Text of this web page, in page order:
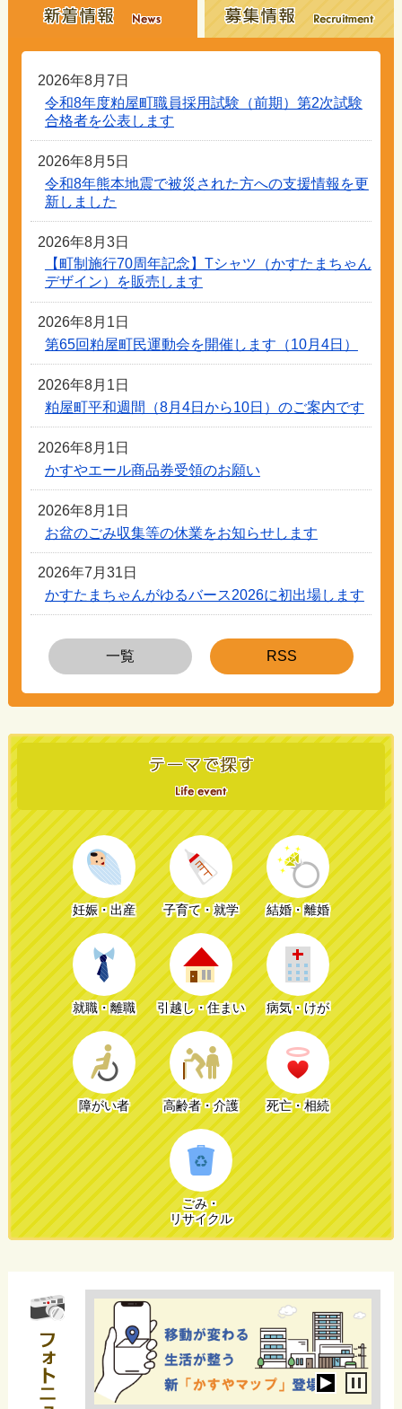
2026年8月7日
令和8年度粕屋町職員採用試験（前期）第2次試験
合格者を公表します
2026年8月5日
令和8年熊本地震で被災された方への支援情報を更
新しました
2026年8月3日
【町制施行70周年記念】Tシャツ（かすたまちゃん
デザイン）を販売します
2026年8月1日
第65回粕屋町民運動会を開催します（10月4日）
2026年8月1日
粕屋町平和週間（8月4日から10日）のご案内です
2026年8月1日
かすやエール商品券受領のお願い
2026年8月1日
お盆のごみ収集等の休業をお知らせします
2026年7月31日
かすたまちゃんがゆるバース2026に初出場します
情
の
一覧
情
の
RSS
妊娠・出産 子育て・就学 結婚・離婚
就職・離職 引越し・住まい 病気・けが
障がい者 高齢者・介護 死亡・相続
ごみ・
リサイクル